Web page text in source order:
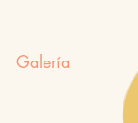
Galería